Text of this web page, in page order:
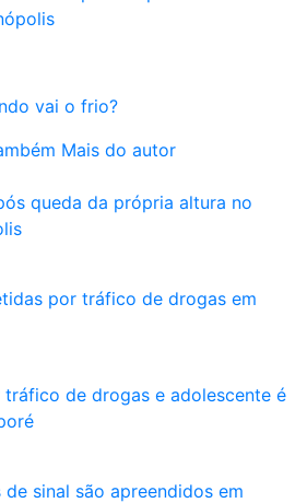
vai o frio?
Mais do autor
queda da própria altura no
por tráfico de drogas em
de drogas e adolescente é
sinal são apreendidos em